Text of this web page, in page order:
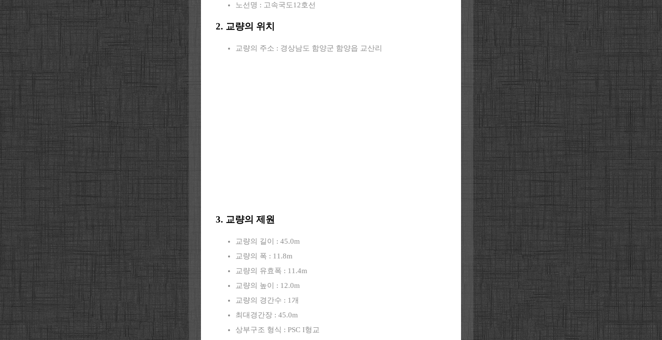
노선명 : 고속국도12호선
2. 교량의 위치
교량의 주소 : 경상남도 함양군 함양읍 교산리
3. 교량의 제원
교량의 길이 : 45.0m
교량의 폭 : 11.8m
교량의 유효폭 : 11.4m
교량의 높이 : 12.0m
교량의 경간수 : 1개
최대경간장 : 45.0m
상부구조 형식 : PSC I형교